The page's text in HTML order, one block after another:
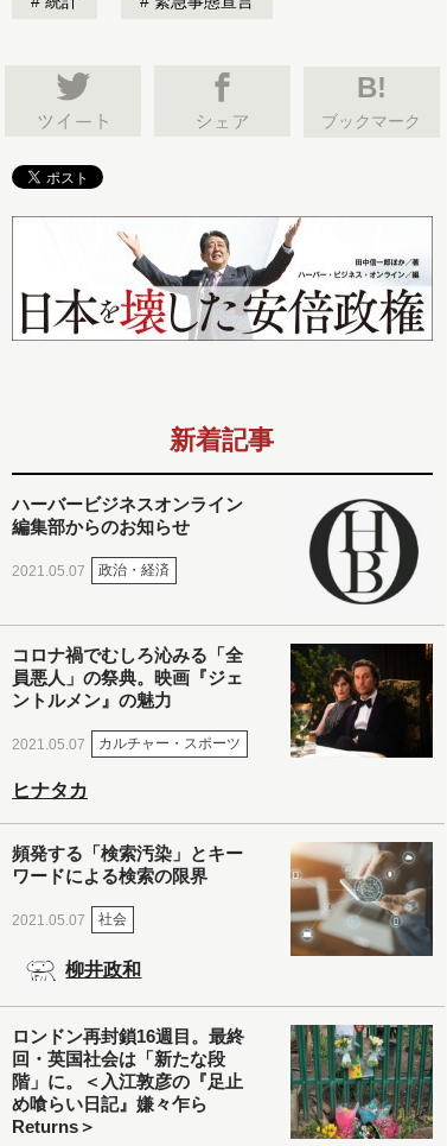
B!
ブックマーク
新着記事
ハーバービジネスオンライン
編集部からのお知らせ
2021.05.07 政治・経済
コロナ禍でむしろ沁みる「全
員悪人」の祭典。映画『ジェ
ントルメン』の魅力
2021.05.07 カルチャー・スポーツ
ヒナタカ
頻発する「検索汚染」とキー
ワードによる検索の限界
2021.05.07 社会
柳井政和
ロンドン再封鎖16週目。最終
回・英国社会は「新たな段
階」に。＜入江敦彦の『足止
め喰らい日記』嫌々乍ら
Returns＞